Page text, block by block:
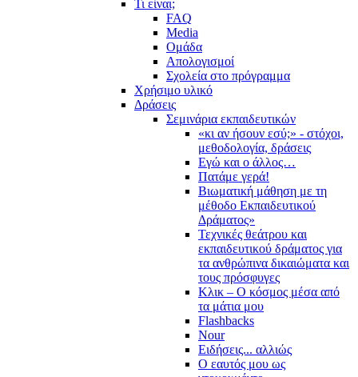
Τι είναι;
FAQ
Media
Ομάδα
Απολογισμοί
Σχολεία στο πρόγραμμα
Χρήσιμο υλικό
Δράσεις
Σεμινάρια εκπαιδευτικών
«κι αν ήσουν εσύ;» - στόχοι,
μεθοδολογία, δράσεις
Εγώ και ο άλλος…
Πατάμε γερά!
Βιωματική μάθηση με τη
μέθοδο Εκπαιδευτικού
Δράματος»
Τεχνικές θεάτρου και
εκπαιδευτικού δράματος για
τα ανθρώπινα δικαιώματα και
τους πρόσφυγες
Κλικ – Ο κόσμος μέσα από
τα μάτια μου
Flashbacks
Nour
Ειδήσεις... αλλιώς
Ο εαυτός μου ως